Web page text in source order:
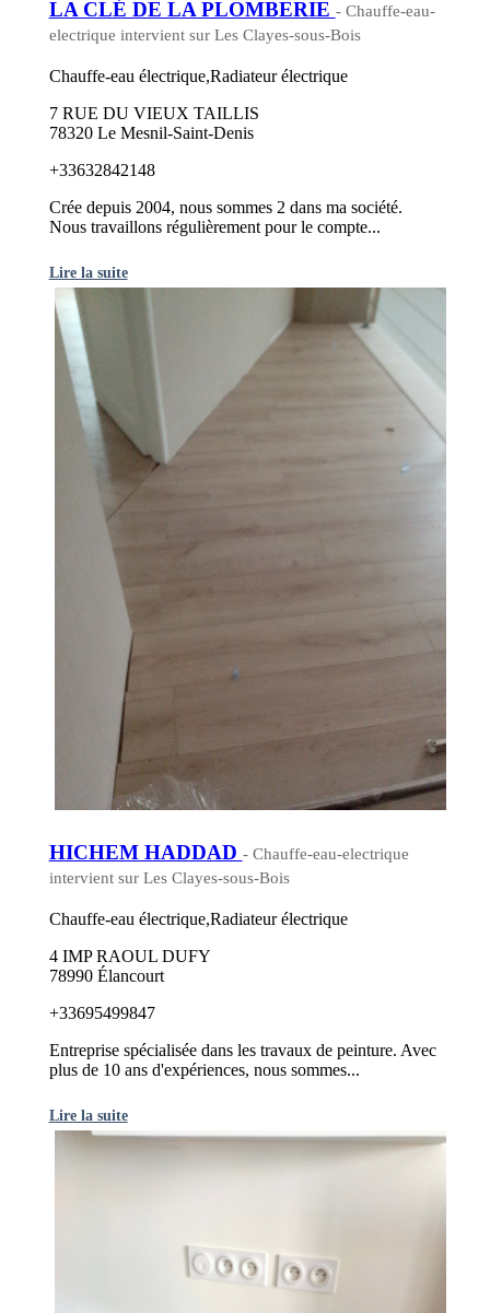
LA CLÉ DE LA PLOMBERIE - Chauffe-eau-
electrique intervient sur Les Clayes-sous-Bois
Chauffe-eau électrique,Radiateur électrique
7 RUE DU VIEUX TAILLIS
78320 Le Mesnil-Saint-Denis
+33632842148
Crée depuis 2004, nous sommes 2 dans ma société.
Nous travaillons régulièrement pour le compte...
Lire la suite
HICHEM HADDAD - Chauffe-eau-electrique
intervient sur Les Clayes-sous-Bois
Chauffe-eau électrique,Radiateur électrique
4 IMP RAOUL DUFY
78990 Élancourt
+33695499847
Entreprise spécialisée dans les travaux de peinture. Avec
plus de 10 ans d'expériences, nous sommes...
Lire la suite